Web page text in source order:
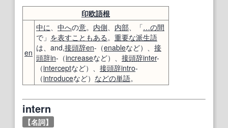
印欧語根
en
中に、 中への意。 内側、 内部、「…の間
で」 を表すこともある。 重要な派生語
は、and,接頭辞en-（enableなど）、 接
頭辞in-（increaseなど）、 接頭辞inter-
（interceptなど）、 接頭辞intro-
（introduceなど） などの単語。
intern
【名詞】